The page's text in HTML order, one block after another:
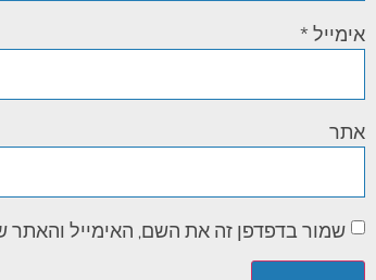
אימייל *
אתר
שמור בדפדפן זה את השם, האימייל